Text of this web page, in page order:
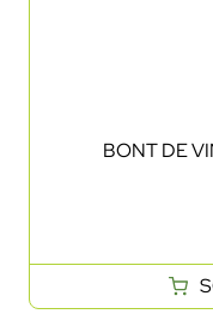
BONT DE